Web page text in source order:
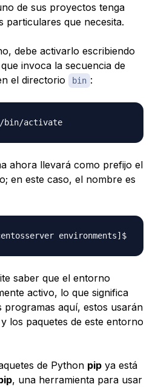
de sus proyectos tenga
particulares que necesita.
debe activarlo escribiendo
invoca la secuencia de
el directorio bin :
ahora llevará como prefijo el
en este caso, el nombre es
saber que el entorno
activo, lo que significa
programas aquí, estos usarán
los paquetes de este entorno
de Python pip ya está
, una herramienta para usar